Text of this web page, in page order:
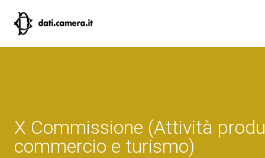
X Commissione (Attività
commercio e turismo)